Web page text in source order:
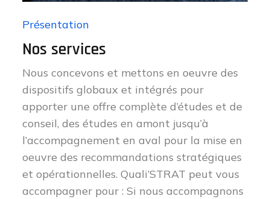
Présentation
Nos services
Nous concevons et mettons en oeuvre des
dispositifs globaux et intégrés pour
apporter une offre complète d’études et de
conseil, des études en amont jusqu’à
l’accompagnement en aval pour la mise en
oeuvre des recommandations stratégiques
et opérationnelles. Quali’STRAT peut vous
accompagner pour : Si nous accompagnons